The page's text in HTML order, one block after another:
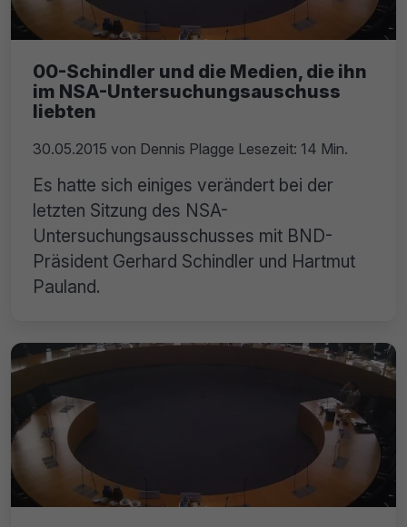
00-Schindler und die Medien, die ihn
im NSA-Untersuchungsauschuss
liebten
30.05.2015 von Dennis Plagge Lesezeit: 14 Min.
Es hatte sich einiges verändert bei der
letzten Sitzung des NSA-
Untersuchungsausschusses mit BND-
Präsident Gerhard Schindler und Hartmut
Pauland.